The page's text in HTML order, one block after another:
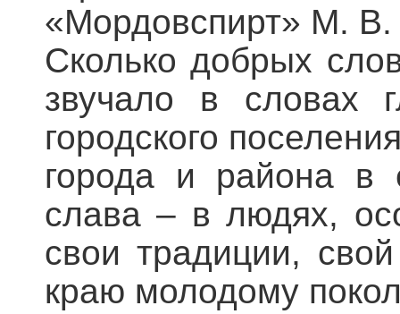
«Мордовспирт» М. В.
Сколько добрых
звучало в словах
городского
города и района в
слава – в людях,
свои традиции,
краю молодому